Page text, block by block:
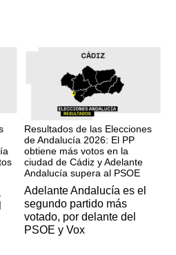
Resultados de las Elecciones
de Andalucía 2026: El PP
obtiene más votos en la
ciudad de Cádiz y Adelante
Andalucía supera al PSOE
Adelante Andalucía es el
segundo partido más
votado, por delante del
PSOE y Vox